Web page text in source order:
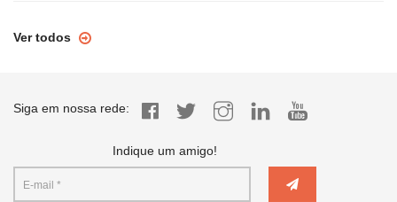
Ver todos
Siga em nossa rede:
Indique um amigo!